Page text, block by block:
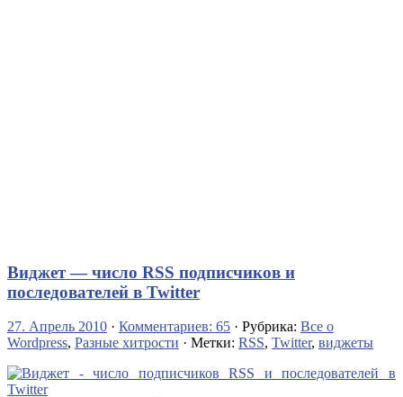
Виджет — число RSS подписчиков и
последователей в Twitter
27. Апрель 2010 · Комментариев: 65 · Рубрика: Все о
Wordpress, Разные хитрости · Метки: RSS, Twitter, виджеты